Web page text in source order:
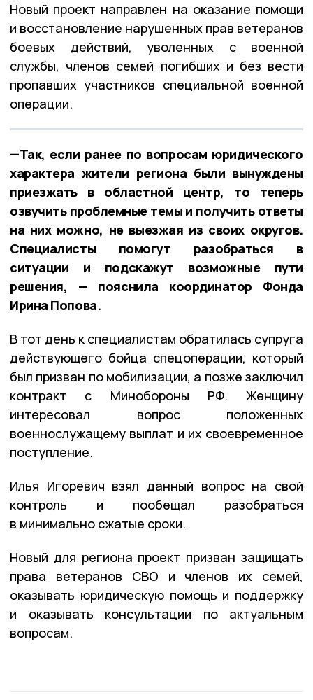
Новый проект направлен на оказание помощи
и восстановление нарушенных прав ветеранов
боевых действий, уволенных с военной
службы, членов семей погибших и без вести
пропавших участников специальной военной
операции.
—Так, если ранее по вопросам юридического
характера жители региона были вынуждены
приезжать в областной центр, то теперь
озвучить проблемные темы и получить ответы
на них можно, не выезжая из своих округов.
Специалисты помогут разобраться в
ситуации и подскажут возможные пути
решения, — пояснила координатор Фонда
Ирина Попова.
В тот день к специалистам обратилась супруга
действующего бойца спецоперации, который
был призван по мобилизации, а позже заключил
контракт с Минобороны РФ. Женщину
интересовал вопрос положенных
военнослужащему выплат и их своевременное
поступление.
Илья Игоревич взял данный вопрос на свой
контроль и пообещал разобраться
в минимально сжатые сроки.
Новый для региона проект призван защищать
права ветеранов СВО и членов их семей,
оказывать юридическую помощь и поддержку
и оказывать консультации по актуальным
вопросам.